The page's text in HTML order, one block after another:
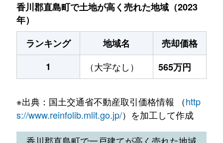
香川郡直島町で土地が高く売れた地域（2023
年）
ランキング
地域名
売却価格
1
（大字なし） 565万円
※出典：国土交通省不動産取引価格情報 （http
s://www.reinfolib.mlit.go.jp/）を加工して作成
香川郡直島町で一戸建てが高く売れた地域